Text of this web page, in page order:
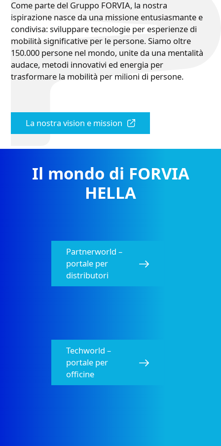
Come parte del Gruppo FORVIA, la nostra
ispirazione nasce da una missione entusiasmante e
condivisa: sviluppare tecnologie per esperienze di
mobilità significative per le persone. Siamo oltre
150.000 persone nel mondo, unite da una mentalità
audace, metodi innovativi ed energia per
trasformare la mobilità per milioni di persone.​
La nostra vision e mission​
Il mondo di FORVIA
HELLA​
Partnerworld –
portale per
distributori​
Techworld –
portale per
officine​